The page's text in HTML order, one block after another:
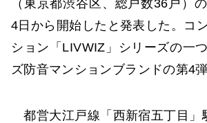
（東京都渋谷区、総戸数36戸）
4日から開始したと発表した。コ
ション「LIVWIZ」シリーズの一
ズ防音マンションブランドの第4弾
都営大江戸線「西新宿五丁目」